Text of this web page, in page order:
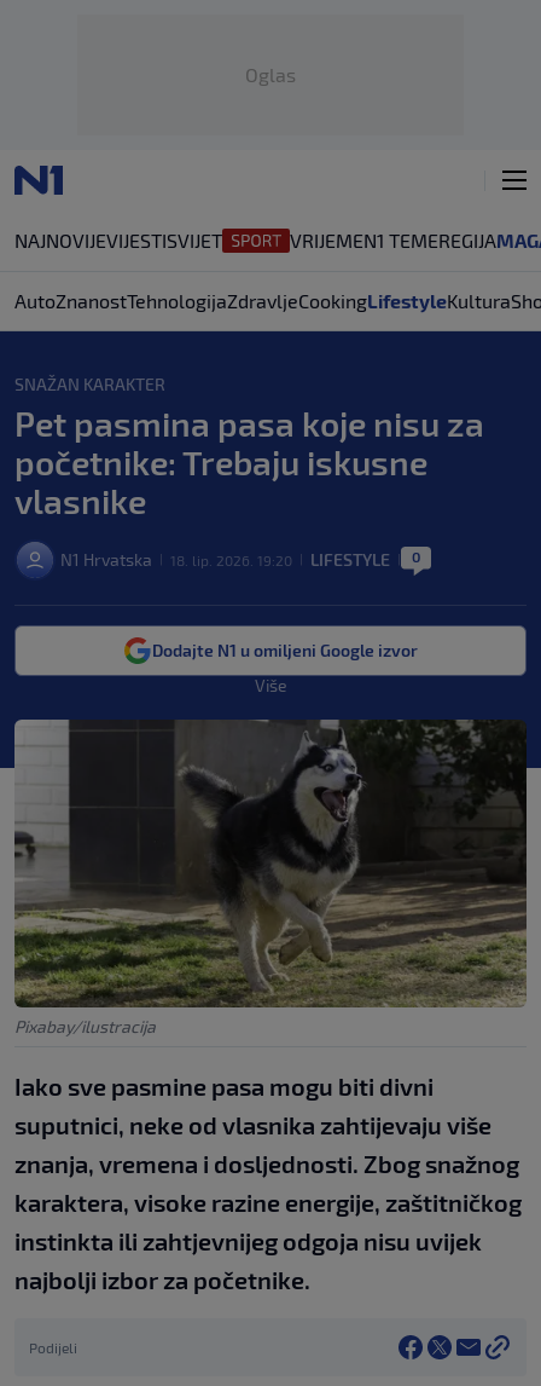
Oglas
NAJNOVIJEVIJESTISVIJET VRIJEMEN1 TEMEREGIJA
AutoZnanostTehnologijaZdravljeCookingLifestyleKultura
SNAŽAN KARAKTER
Pet pasmina pasa koje nisu za
početnike: Trebaju iskusne
vlasnike
N1 Hrvatska 18. lip. 2026. 19:20 LIFESTYLE 0
Dodajte N1 u omiljeni Google izvor
Više
Pixabay/ilustracija
Iako sve pasmine pasa mogu biti divni
suputnici, neke od vlasnika zahtijevaju više
znanja, vremena i dosljednosti. Zbog snažnog
karaktera, visoke razine energije, zaštitničkog
instinkta ili zahtjevnijeg odgoja nisu uvijek
najbolji izbor za početnike.
Podijeli